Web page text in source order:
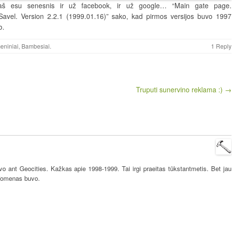
esu senesnis ir už facebook, ir už google… “Main gate page.
Version 2.2.1 (1999.01.16)” sako, kad pirmos versijos buvo 1997
, Bambesiai. 1 Reply
Truputi sunervino reklama :) →
ant Geocities. Kažkas apie 1998-1999. Tai irgi praeitas tūkstantmetis. Bet jau
buvo.